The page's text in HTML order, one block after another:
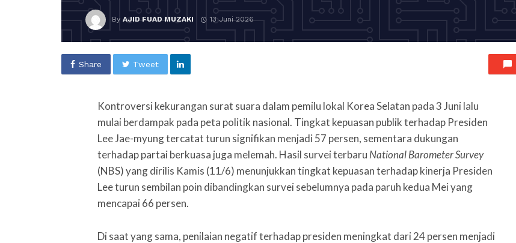
By AJID FUAD MUZAKI 13 Juni 2026
Share Tweet
Kontroversi kekurangan surat suara dalam pemilu lokal Korea Selatan pada 3 Juni lalu
mulai berdampak pada peta politik nasional. Tingkat kepuasan publik terhadap Presiden
Lee Jae-myung tercatat turun signifikan menjadi 57 persen, sementara dukungan
terhadap partai berkuasa juga melemah. Hasil survei terbaru National Barometer Survey
(NBS) yang dirilis Kamis (11/6) menunjukkan tingkat kepuasan terhadap kinerja Presiden
Lee turun sembilan poin dibandingkan survei sebelumnya pada paruh kedua Mei yang
mencapai 66 persen.
Di saat yang sama, penilaian negatif terhadap presiden meningkat dari 24 persen menjadi